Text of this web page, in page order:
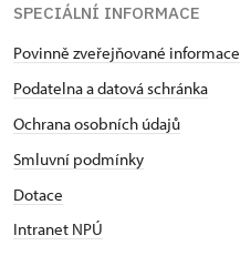
SPECIÁLNÍ INFORMACE
Povinně zveřejňované informace
Podatelna a datová schránka
Ochrana osobních údajů
Smluvní podmínky
Dotace
Intranet NPÚ